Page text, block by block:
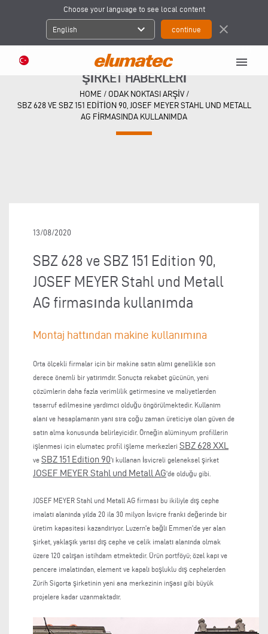
Choose your language to see local content
English expand_more close
menu
ŞIRKET HABERLERI
HOME / ODAK NOKTASI ARŞIV/
SBZ 628 VE SBZ 151 EDITION 90, JOSEF MEYER STAHL UND METALL
AG FIRMASINDA KULLANIMDA
13/08/2020
SBZ 628 ve SBZ 151 Edition 90,
JOSEF MEYER Stahl und Metall
AG firmasında kullanımda
Montaj hattından makine kullanımına
Orta ölçekli firmalar için bir makine satın alımı genellikle son
derece önemli bir yatırımdır. Sonuçta rekabet gücünün, yeni
çözümlerin daha fazla verimlilik getirmesine ve maliyetlerden
tasarruf edilmesine yardımcı olduğu öngörülmektedir. Kullanım
alanı ve hesaplamanın yanı sıra çoğu zaman üreticiye olan güven de
satın alma konusunda belirleyicidir. Örneğin alüminyum profillerin
işlenmesi için elumatec profil işleme merkezleri SBZ 628 XXL
ve SBZ 151 Edition 90'ı kullanan İsviçreli geleneksel şirket
JOSEF MEYER Stahl und Metall AG'de olduğu gibi.
JOSEF MEYER Stahl und Metall AG firması bu ikiliyle dış cephe
imalatı alanında yılda 20 ila 30 milyon İsviçre frankı değerinde bir
üretim kapasitesi kazandırıyor. Luzern'e bağlı Emmen'de yer alan
şirket, yaklaşık yarısı dış cephe ve çelik imalatı alanında olmak
üzere 120 çalışan istihdam etmektedir. Ürün portföyü; özel kapı ve
pencere imalatından, element ve kapalı boşluklu dış cephelerden
Zürih Sigorta şirketinin yeni ana merkezinin inşası gibi büyük
projelere kadar uzanmaktadır.